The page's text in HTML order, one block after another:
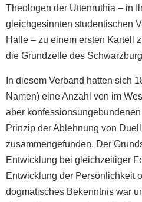
Theologen der Uttenruthia – in
gleichgesinnten studentischen
Halle – zu einem ersten Kartell
die Grundzelle des
In diesem Verband hatten sich
Namen) eine Anzahl von im
aber
Prinzip der Ablehnung von
zusammengefunden. Der
Entwicklung bei gleichzeitiger
Entwicklung der Persönlichkeit
dogmatisches Bekenntnis war